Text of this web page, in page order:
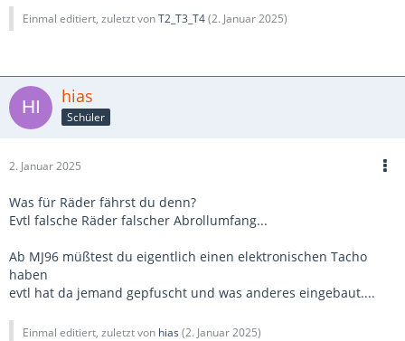
Einmal editiert, zuletzt vonT2_T3_T4(2. Januar 2025)
hias
Schüler
2. Januar 2025
Was für Räder fährst du denn?
Evtl falsche Räder falscher Abrollumfang...
Ab MJ96 müßtest du eigentlich einen elektronischen Tacho
haben
evtl hat da jemand gepfuscht und was anderes eingebaut....
Einmal editiert, zuletzt von hias (2. Januar 2025)